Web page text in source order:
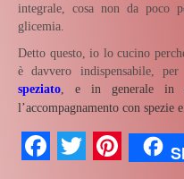
integrale, cosa non da poco
glicemia.
Detto questo, io lo cucino
è davvero indispensabile,
speziato , e in generale in
l’accompagnamento con spezie
Facebook
Twitter